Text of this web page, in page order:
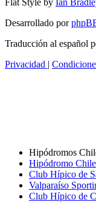
Desarrollado por
Traducción al español
Privacidad |
Hipódromos
Hipódromo Chile
Club Hípico de
Valparaíso
Club Hípico de